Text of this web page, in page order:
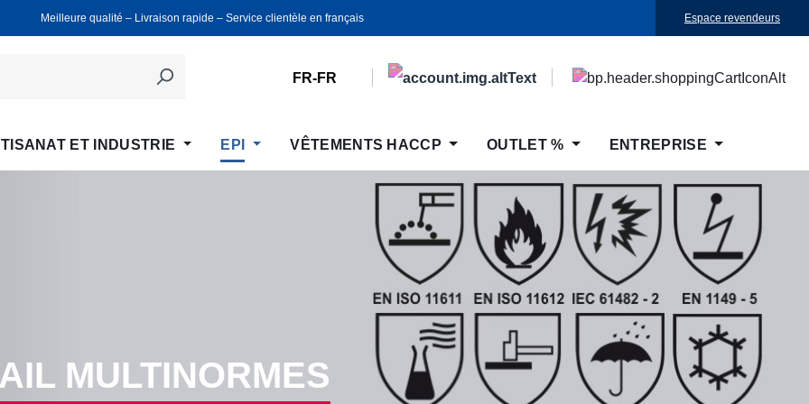
Meilleure qualité ‒ Livraison rapide ‒ Service clientèle en français Espace revendeurs
FR-FR
ET INDUSTRIE EPI VÊTEMENTS HACCP OUTLET % ENTREPRISE
MULTINORMES